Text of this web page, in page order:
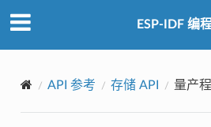
ESP-IDF 编
API 参考 存储 API 量产